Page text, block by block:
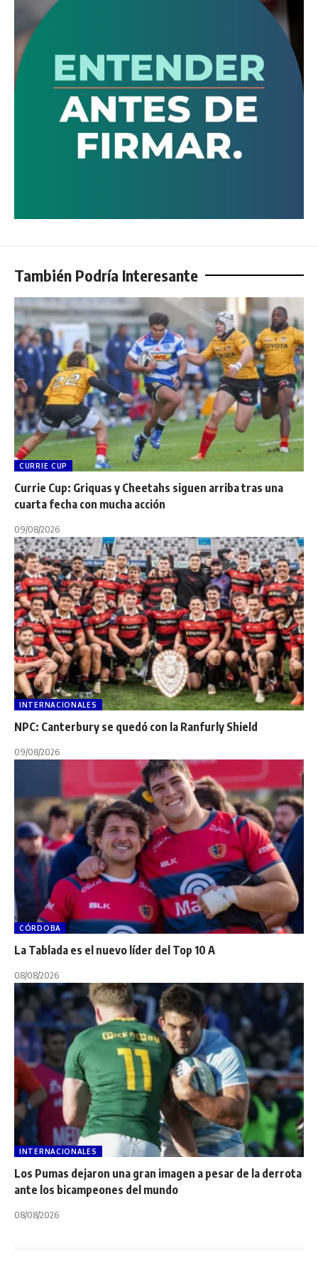
También Podría Interesante
CURRIE CUP
Currie Cup: Griquas y Cheetahs siguen arriba tras una
cuarta fecha con mucha acción
09/08/2026
INTERNACIONALES
NPC: Canterbury se quedó con la Ranfurly Shield
09/08/2026
CÓRDOBA
La Tablada es el nuevo líder del Top 10 A
08/08/2026
INTERNACIONALES
Los Pumas dejaron una gran imagen a pesar de la derrota
ante los bicampeones del mundo
08/08/2026